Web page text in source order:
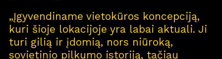
„Įgyvendiname vietokūros koncepciją,
kuri šioje lokacijoje yra labai aktuali. Ji
turi gilią ir įdomią, nors niūroką,
sovietinio pilkumo istoriją, tačiau